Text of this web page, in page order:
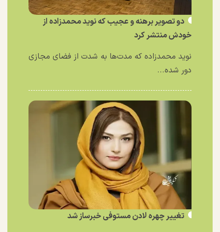
دو تصویر برهنه و عجیب که نوید محمدزاده از
خودش منتشر کرد
نوید محمدزاده که مدت‌ها به شدت از فضای مجازی
دور شده...
تغییر چهره لادن مستوفی خبرساز شد